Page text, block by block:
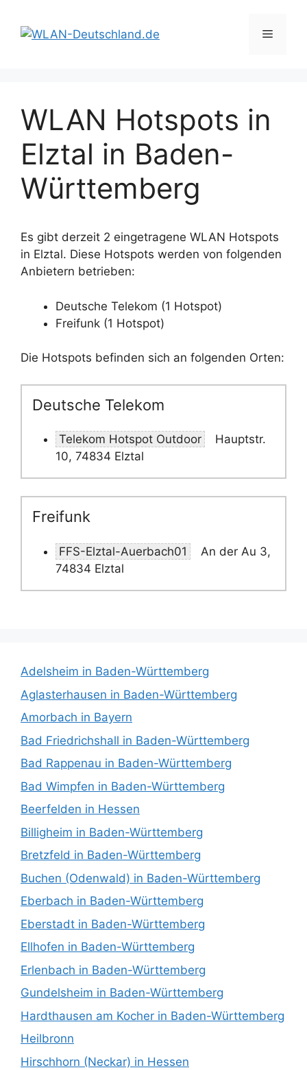
Inhalt
springen
Menü
WLAN Hotspots in
Elztal in Baden-
Württemberg
Es gibt derzeit 2 eingetragene WLAN Hotspots
in Elztal. Diese Hotspots werden von folgenden
Anbietern betrieben:
Deutsche Telekom (1 Hotspot)
Freifunk (1 Hotspot)
Die Hotspots befinden sich an folgenden Orten:
Deutsche Telekom
Telekom Hotspot Outdoor
Hauptstr.
10, 74834 Elztal
Freifunk
FFS-Elztal-Auerbach01
An der Au 3,
74834 Elztal
Adelsheim in Baden-Württemberg
Aglasterhausen in Baden-Württemberg
Amorbach in Bayern
Bad Friedrichshall in Baden-Württemberg
Bad Rappenau in Baden-Württemberg
Bad Wimpfen in Baden-Württemberg
Beerfelden in Hessen
Billigheim in Baden-Württemberg
Bretzfeld in Baden-Württemberg
Buchen (Odenwald) in Baden-Württemberg
Eberbach in Baden-Württemberg
Eberstadt in Baden-Württemberg
Ellhofen in Baden-Württemberg
Erlenbach in Baden-Württemberg
Gundelsheim in Baden-Württemberg
Hardthausen am Kocher in Baden-Württemberg
Heilbronn
Hirschhorn (Neckar) in Hessen